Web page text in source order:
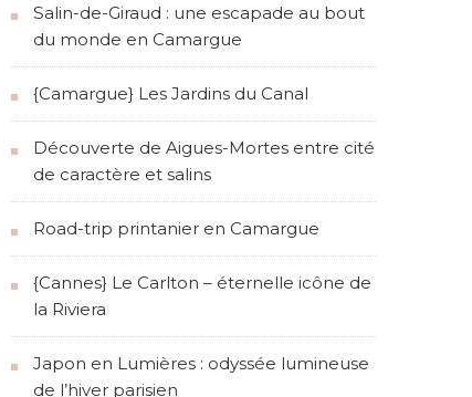
Salin-de-Giraud : une escapade au bout
du monde en Camargue
{Camargue} Les Jardins du Canal
Découverte de Aigues-Mortes entre cité
de caractère et salins
Road-trip printanier en Camargue
{Cannes} Le Carlton – éternelle icône de
la Riviera
Japon en Lumières : odyssée lumineuse
de l’hiver parisien